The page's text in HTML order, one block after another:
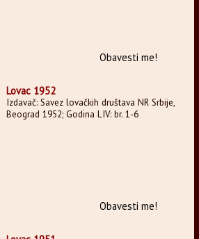
Obavesti me!
Lovac 1952
Izdavač: Savez lovačkih društava NR Srbije,
Beograd 1952; Godina LIV: br. 1-6
Obavesti me!